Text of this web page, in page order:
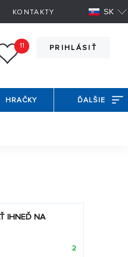
KONTAKTY SK
PRIHLÁSIŤ
11
HRAČKY ĎALŠIE
IHNEĎ NA
2